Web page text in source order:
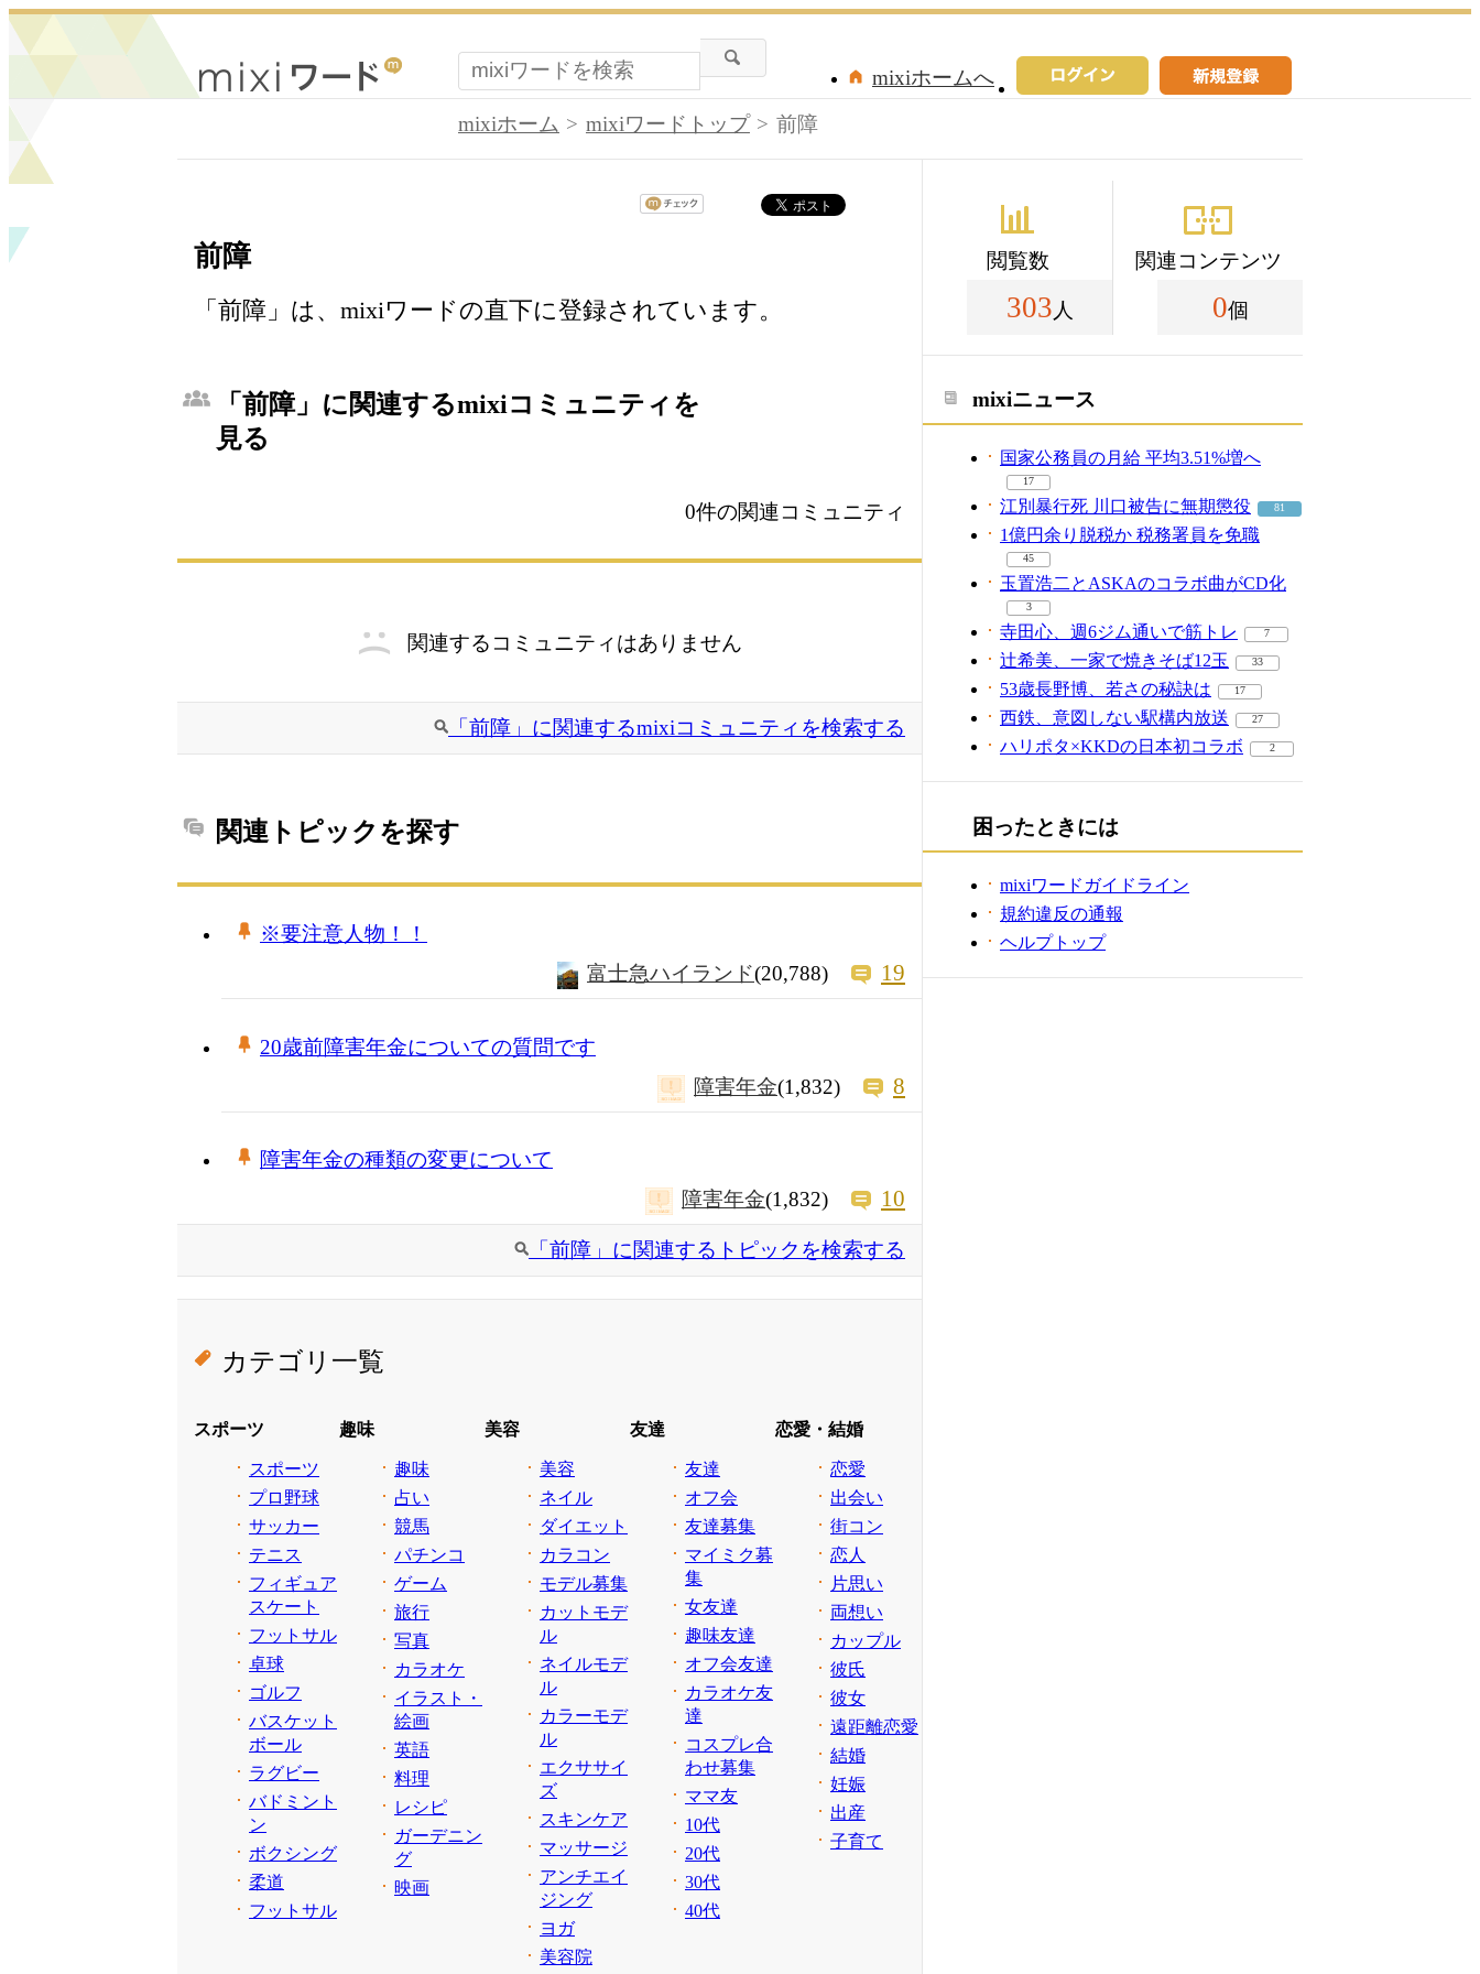
mixiホームへ
mixiホーム
mixiワードトップ 前障
前障
「前障」は、mixiワードの直下に登録されています。
「前障」に関連するmixiコミュニティを
見る
0件の関連コミュニティ
関連するコミュニティはありません
「前障」に関連するmixiコミュニティを検索する
関連トピックを探す
※要注意人物！！
富士急ハイランド(20,788) 19
20歳前障害年金についての質問です
障害年金(1,832) 8
障害年金の種類の変更について
障害年金(1,832) 10
「前障」に関連するトピックを検索する
カテゴリ一覧
スポーツ
スポーツ
プロ野球
サッカー
テニス
フィギュア
スケート
フットサル
卓球
ゴルフ
バスケット
ボール
ラグビー
バドミント
ン
ボクシング
柔道
フットサル
趣味
趣味
占い
競馬
パチンコ
ゲーム
旅行
写真
カラオケ
イラスト・
絵画
英語
料理
レシピ
ガーデニン
グ
映画
美容
美容
ネイル
ダイエット
カラコン
モデル募集
カットモデ
ル
ネイルモデ
ル
カラーモデ
ル
エクササイ
ズ
スキンケア
マッサージ
アンチエイ
ジング
ヨガ
美容院
友達
友達
オフ会
友達募集
マイミク募
集
女友達
趣味友達
オフ会友達
カラオケ友
達
コスプレ合
わせ募集
ママ友
10代
20代
30代
40代
恋愛・結婚
恋愛
出会い
街コン
恋人
片思い
両想い
カップル
彼氏
彼女
遠距離恋愛
結婚
妊娠
出産
子育て
閲覧数
303 人
関連コンテンツ
0個
mixiニュース
国家公務員の月給 平均3.51%増へ
17
江別暴行死 川口被告に無期懲役 81
1億円余り脱税か 税務署員を免職
45
玉置浩二とASKAのコラボ曲がCD化
3
寺田心、週6ジム通いで筋トレ 7
辻希美、一家で焼きそば12玉 33
53歳長野博、若さの秘訣は 17
西鉄、意図しない駅構内放送 27
ハリポタ×KKDの日本初コラボ 2
困ったときには
mixiワードガイドライン
規約違反の通報
ヘルプトップ